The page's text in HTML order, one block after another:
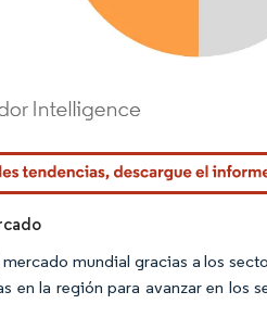
según CC BY 4.0.
mundial gracias a los
en la región para avanzar en los